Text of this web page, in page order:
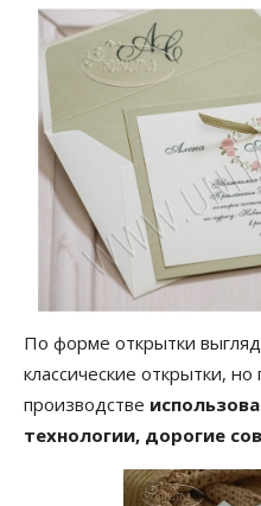
По форме открытки
классические открытки, но
производстве
технологии, дорогие